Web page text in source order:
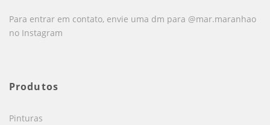
Para entrar em contato, envie uma dm para @mar.maranhao
no Instagram
Produtos
Pinturas